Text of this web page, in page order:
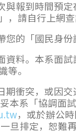
與報到時間預定
，請自行上網查
您的「國民身份
資料。本系面
等。
期衝突，或因
本系「協調面
，或於辦公
旦排定，恕難再